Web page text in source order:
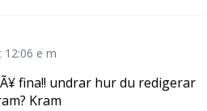
e m
fina!! undrar hur du redigerar
Kram